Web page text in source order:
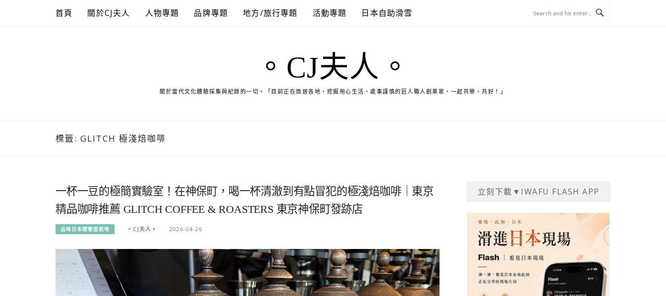
首頁 關於CJ夫人 人物專題 品牌專題 地方/旅行專題 活動專題 日本自助滑雪
。CJ夫人。
關於當代文化體驗採集與紀錄的一切。「目前正在旅居各地，挖掘用心生活、處事謹慎的匠人職人創業家，一起共榮、共好！」
標籤: GLITCH 極淺焙咖啡
一杯一豆的極簡實驗室！在神保町，喝一杯清澈到有點冒犯的極淺焙咖啡｜東京
精品咖啡推薦 GLITCH COFFEE & ROASTERS 東京神保町發跡店
品味日本輕奢度假地 。CJ夫人。 2026-04-26
立刻下載▼IWAFU FLASH APP